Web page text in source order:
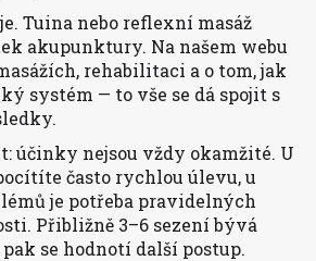
Tuina nebo reflexní masáž
akupunktury. Na našem webu
rehabilitaci a o tom, jak
systém — to vše se dá spojit s
účinky nejsou vždy okamžité. U
často rychlou úlevu, u
je potřeba pravidelných
Přibližně 3–6 sezení bývá
se hodnotí další postup.